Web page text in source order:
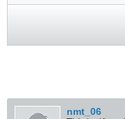
nmt_06